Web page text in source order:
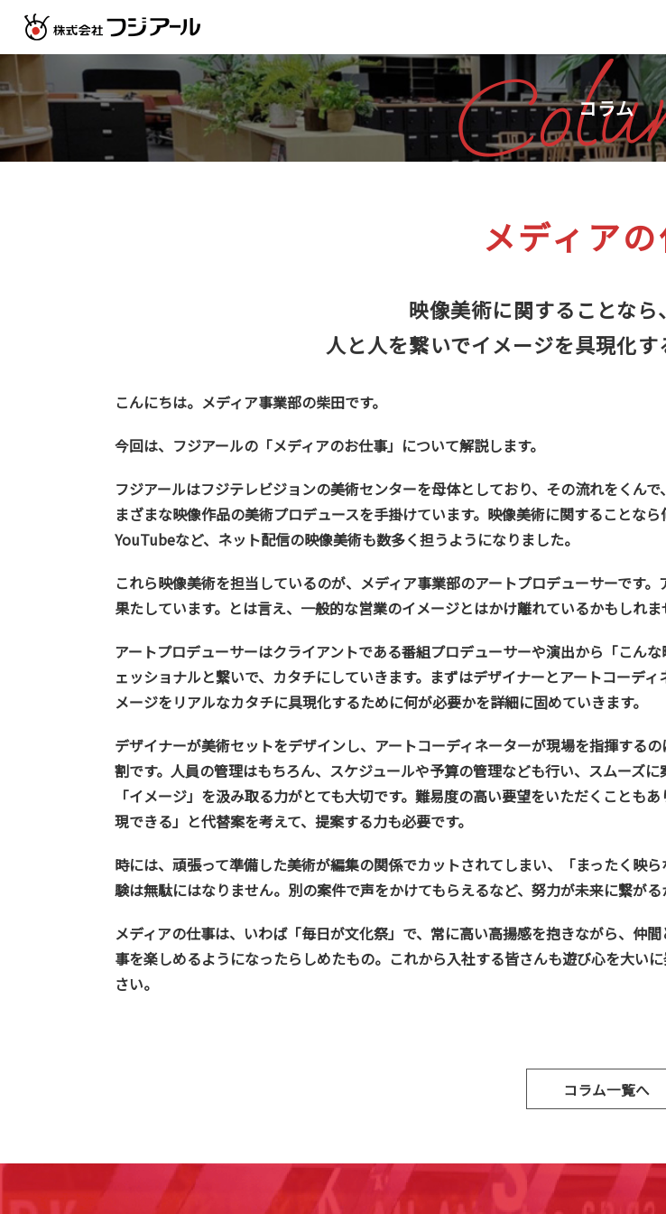
コラム
メディア
映像美術に関することなら
人と人を繋いでイメージを具現化す
こんにちは。メディア事業部の柴田です。
今回は、フジアールの「メディアのお仕事」について解説します。
フジアールはフジテレビジョンの美術センターを母体としており、その流れをくん
まざまな映像作品の美術プロデュースを手掛けています。映像美術に関することな
YouTubeなど、ネット配信の映像美術も数多く担うようになりました。
これら映像美術を担当しているのが、メディア事業部のアートプロデューサーです
果たしています。とは言え、一般的な営業のイメージとはかけ離れているかもしれ
アートプロデューサーはクライアントである番組プロデューサーや演出から「こん
ェッショナルと繋いで、カタチにしていきます。まずはデザイナーとアートコーデ
メージをリアルなカタチに具現化するために何が必要かを詳細に固めていきます。
デザイナーが美術セットをデザインし、アートコーディネーターが現場を指揮する
割です。人員の管理はもちろん、スケジュールや予算の管理なども行い、スムーズ
「イメージ」を汲み取る力がとても大切です。難易度の高い要望をいただくことも
現できる」と代替案を考えて、提案する力も必要です。
時には、頑張って準備した美術が編集の関係でカットされてしまい、「まったく映
験は無駄にはなりません。別の案件で声をかけてもらえるなど、努力が未来に繋がる
メディアの仕事は、いわば「毎日が文化祭」で、常に高い高揚感を抱きながら、仲
事を楽しめるようになったらしめたもの。これから入社する皆さんも遊び心を大い
さい。
コラム一覧へ